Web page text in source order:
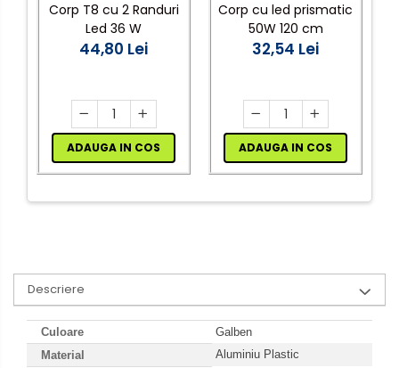
Corp T8 cu 2 Randuri
Led 36 W
44,80 Lei
ADAUGA IN COS
Corp cu led prismatic
50W 120 cm
32,54 Lei
ADAUGA IN COS
Descriere
Culoare
Galben
Material
Aluminiu Plastic